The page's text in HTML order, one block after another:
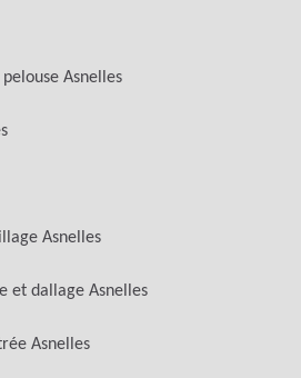
Asnelles
Asnelles
et dallage Asnelles
Asnelles